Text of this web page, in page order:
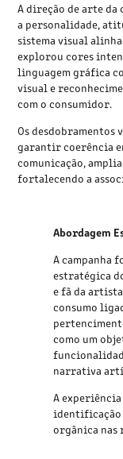
A direção de arte
a personalidade,
sistema visual
explorou cores
linguagem gráfica
visual e
com o consumidor.
Os desdobramentos
garantir coerência
comunicação,
fortalecendo a
Abordagem
A campanha
estratégica
e fã da
consumo
como um
narrativa
A
identificação
orgânica nas